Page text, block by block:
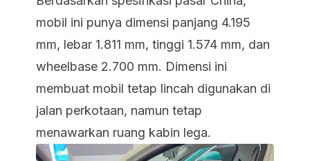
mobil ini punya dimensi panjang 4.195
mm, lebar 1.811 mm, tinggi 1.574 mm, dan
wheelbase 2.700 mm. Dimensi ini
membuat mobil tetap lincah digunakan di
jalan perkotaan, namun tetap
menawarkan ruang kabin lega.